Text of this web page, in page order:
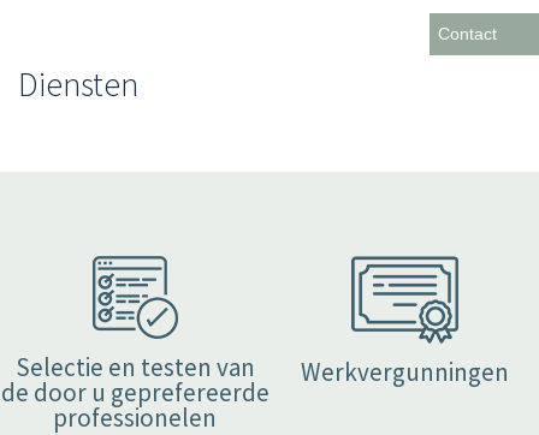
Contact
You
Diensten
Selectie en testen van
de door u geprefereerde
professionelen
Werkvergunningen